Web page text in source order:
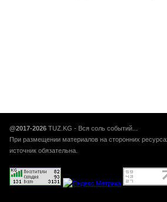
@2017-2026 TUZ.KG - Вся соль событий...
При размещении материалов на сторонних
источник обязательна.